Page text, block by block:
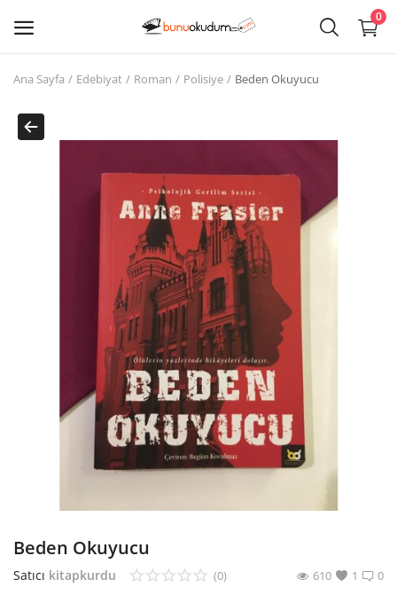
0
Sat
Ders - Sınav Kitapları
Çocuk Kitapları
Araştırma - Tarih
Ana Sayfa Edebiyat Roman Polisiye Beden Okuyucu
Beden Okuyucu
Satıcı kitapkurdu 0
(0) 1
610